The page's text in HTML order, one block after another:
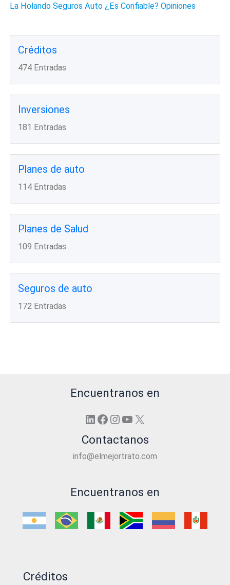
La Holando Seguros Auto ¿Es Confiable? Opiniones
Créditos
474 Entradas
Inversiones
181 Entradas
Planes de auto
114 Entradas
Planes de Salud
109 Entradas
Seguros de auto
172 Entradas
Encuentranos en
LinkedIn
Facebook
Instagram
YouTube
X
Contactanos
info@elmejortrato.com
Encuentranos en
Créditos